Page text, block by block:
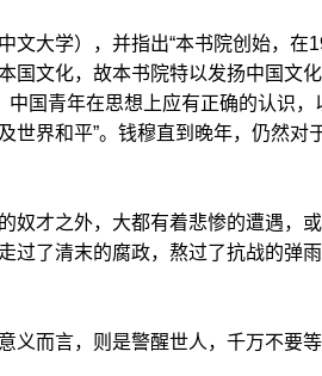
文大学），并指出“本书院创始，在
国文化，故本书院特以发扬中国文
中国青年在思想上应有正确的认识，
世界和平”。钱穆直到晚年，仍然对
奴才之外，大都有着悲惨的遭遇，
过了清末的腐政，熬过了抗战的弹
义而言，则是警醒世人，千万不要